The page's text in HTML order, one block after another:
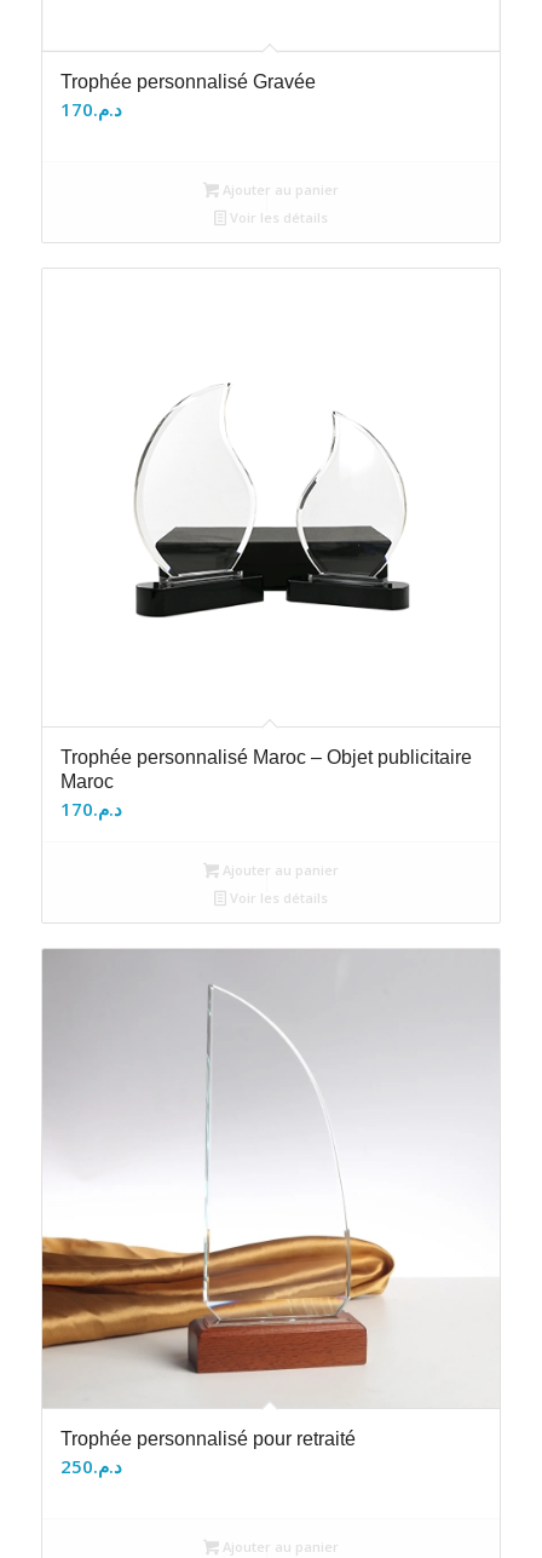
Trophée personnalisé Gravée
د.م.170
Ajouter au panier
Voir les détails
Trophée personnalisé Maroc – Objet publicitaire
Maroc
د.م.170
Ajouter au panier
Voir les détails
Trophée personnalisé pour retraité
د.م.250
Ajouter au panier